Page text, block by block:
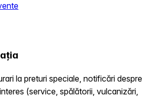
la preturi speciale, notificări despre
(service, spălătorii, vulcanizări,